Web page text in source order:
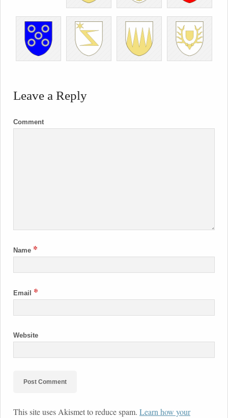
Leave a Reply
Comment
Name *
Email *
Website
This site uses Akismet to reduce spam. Learn how your